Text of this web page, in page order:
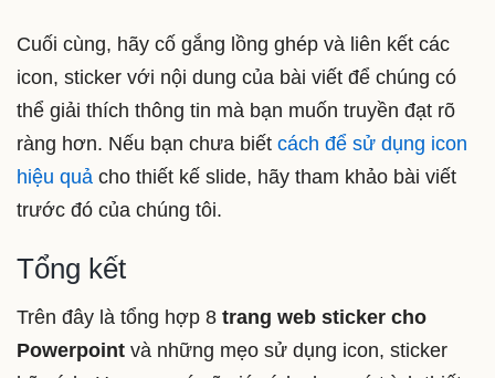
Cuối cùng, hãy cố gắng lồng ghép và liên kết các
icon, sticker với nội dung của bài viết để chúng có
thể giải thích thông tin mà bạn muốn truyền đạt rõ
ràng hơn. Nếu bạn chưa biết cách để sử dụng icon
hiệu quả cho thiết kế slide, hãy tham khảo bài viết
trước đó của chúng tôi.
Tổng kết
Trên đây là tổng hợp 8 trang web sticker cho
Powerpoint và những mẹo sử dụng icon, sticker